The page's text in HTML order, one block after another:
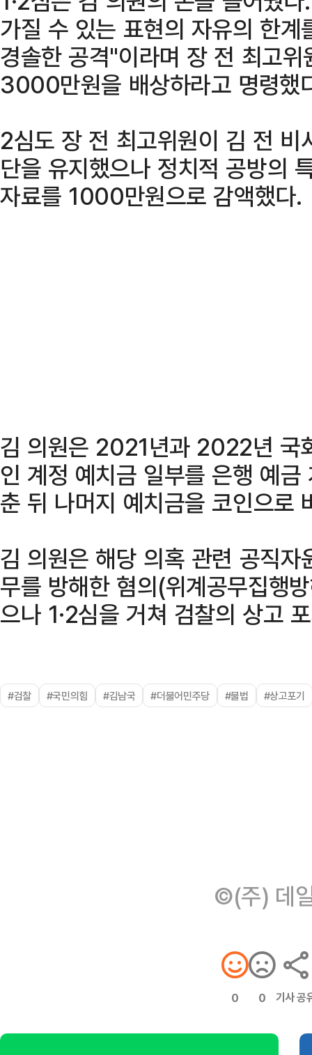
가질 수 있는 표현의 자유의 한
경솔한 공격"이라며 장 전 최고
3000만원을 배상하라고 명령했
2심도 장 전 최고위원이 김 전 비
단을 유지했으나 정치적 공방의
자료를 1000만원으로 감액했다.
김 의원은 2021년과 2022년 국
인 계정 예치금 일부를 은행 예
춘 뒤 나머지 예치금을 코인으로
김 의원은 해당 의혹 관련 공직
무를 방해한 혐의(위계공무집행
으나 1·2심을 거쳐 검찰의 상고
#검찰 #국민의힘 #김남국 #더불어민주당 #불법 #상고포기
©(주) 데
0 0 기사 공